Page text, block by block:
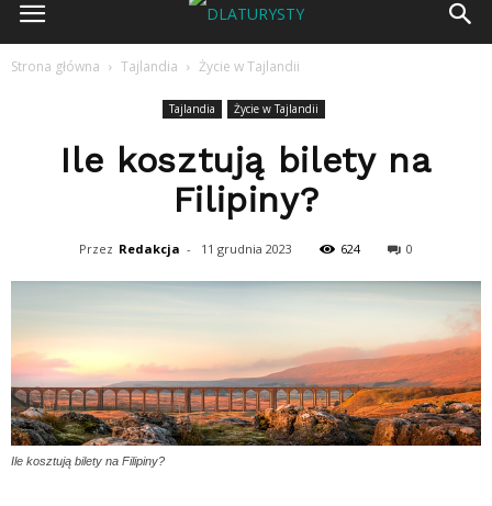
Strona główna Tajlandia Życie w Tajlandii
Tajlandia Życie w Tajlandii
Ile kosztują bilety na
Filipiny?
Przez Redakcja - 11 grudnia 2023 624 0
Ile kosztują bilety na Filipiny?